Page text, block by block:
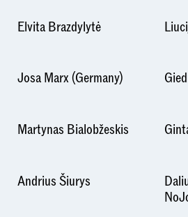
Elvita Brazdylytė
Josa Marx (Germany)
Martynas Bialobžeskis
Andrius Šiurys